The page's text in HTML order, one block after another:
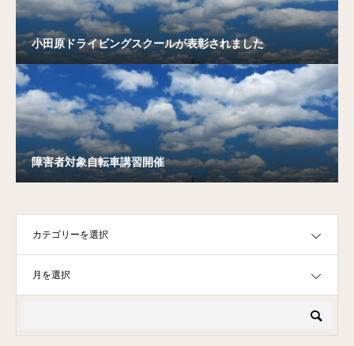
小田原ドライビングスクールが表彰されました
障害者対象自転車講習開催